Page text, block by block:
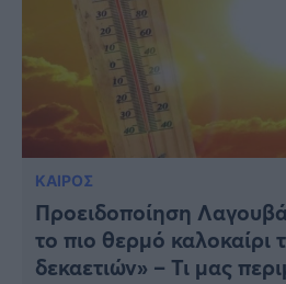
ΚΑΙΡΟΣ
Προειδοποίηση
το πιο θερμό καλοκαίρι
δεκαετιών» – Τι μας